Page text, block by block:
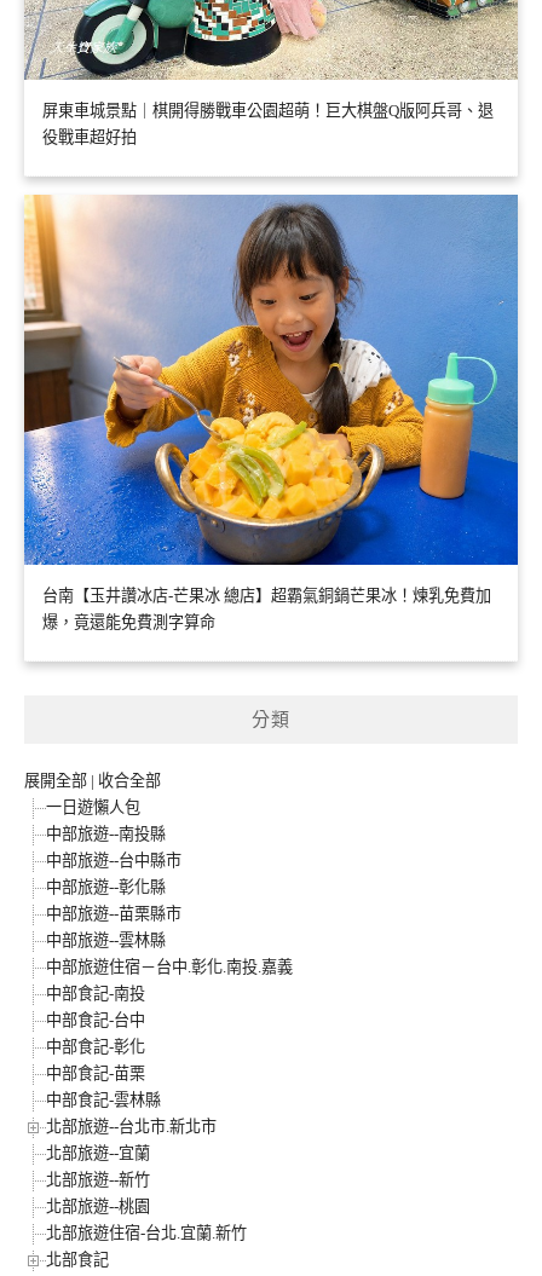
屏東車城景點｜棋開得勝戰車公園超萌！巨大棋盤Q版阿兵哥、退
役戰車超好拍
台南【玉井讚冰店-芒果冰 總店】超霸氣銅鍋芒果冰！煉乳免費加
爆，竟還能免費測字算命
分類
展開全部 | 收合全部
一日遊懶人包
中部旅遊--南投縣
中部旅遊--台中縣市
中部旅遊--彰化縣
中部旅遊--苗栗縣市
中部旅遊--雲林縣
中部旅遊住宿－台中.彰化.南投.嘉義
中部食記-南投
中部食記-台中
中部食記-彰化
中部食記-苗栗
中部食記-雲林縣
北部旅遊--台北市.新北市
北部旅遊--宜蘭
北部旅遊--新竹
北部旅遊--桃園
北部旅遊住宿-台北.宜蘭.新竹
北部食記